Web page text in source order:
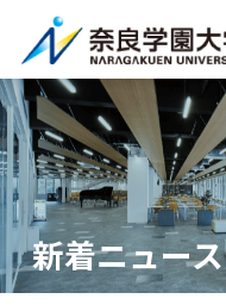
新着ニュース